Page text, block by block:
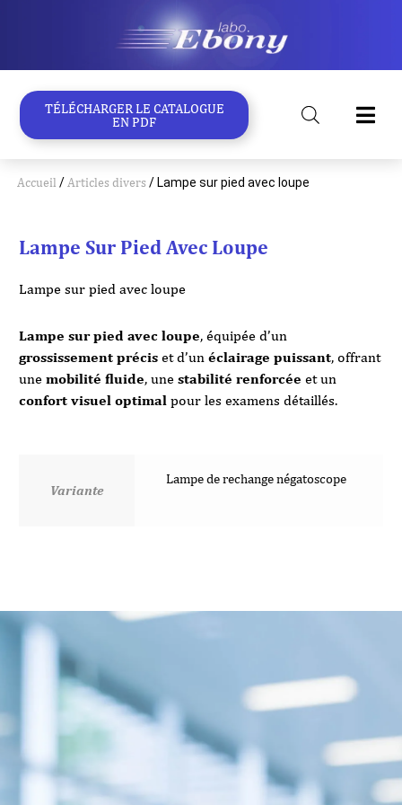
TÉLÉCHARGER LE CATALOGUE
EN PDF
Accueil /Articles divers / Lampe sur pied avec loupe
Lampe Sur Pied Avec Loupe
Lampe sur pied avec loupe
Lampe sur pied avec loupe, équipée d’un
grossissement précis et d’un éclairage puissant, offrant
une mobilité fluide, une stabilité renforcée et un
confort visuel optimal pour les examens détaillés.
Variante
Lampe de rechange négatoscope